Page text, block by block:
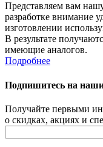
Представляем вам
разработке внимание
изготовлении
В результате
имеющие аналогов.
Подробнее
Подпишитесь на
Получайте первыми
о скидках, акциях и